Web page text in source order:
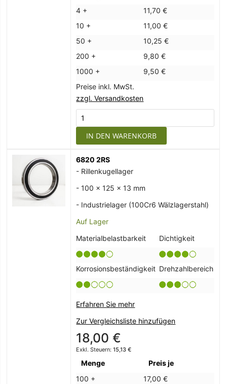
4 +
11,70 €
10 +
11,00 €
50 +
10,25 €
200 +
9,80 €
1000 +
9,50 €
Preise inkl. MwSt.
zzgl. Versandkosten
IN DEN WARENKORB
6820 2RS
- Rillenkugellager
- 100 x 125 x 13 mm
- Industrielager (100Cr6 Wälzlagerstahl)
Auf Lager
Materialbelastbarkeit
Dichtigkeit
Korrosionsbeständigkeit Drehzahlbereich
Erfahren Sie mehr
Zur Vergleichsliste hinzufügen
18,00 €
15,13 €
Menge
Preis je
100 +
17,00 €